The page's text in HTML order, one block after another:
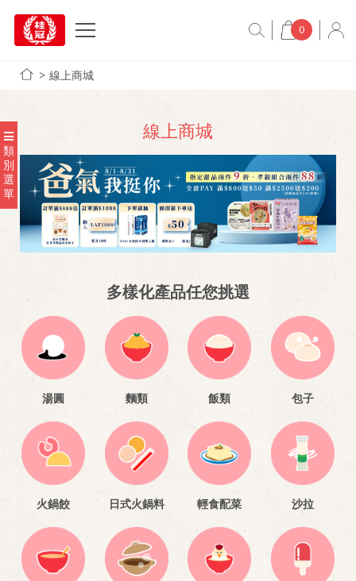
0
線上商城
類
別
選
單
線上商城
多樣化產品任您挑選
湯圓 麵類 飯類 包子
火鍋餃 日式火鍋料 輕食配菜 沙拉